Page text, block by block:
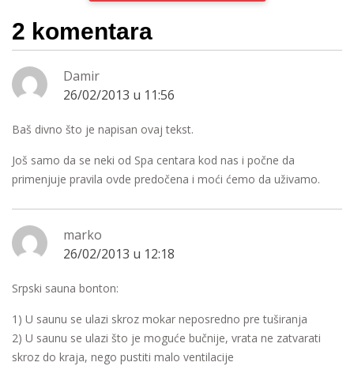
2 komentara
Damir
26/02/2013 u 11:56
Baš divno što je napisan ovaj tekst.
Još samo da se neki od Spa centara kod nas i počne da
primenjuje pravila ovde predočena i moći ćemo da uživamo.
marko
26/02/2013 u 12:18
Srpski sauna bonton:
1) U saunu se ulazi skroz mokar neposredno pre tuširanja
2) U saunu se ulazi što je moguće bučnije, vrata ne zatvarati
skroz do kraja, nego pustiti malo ventilacije